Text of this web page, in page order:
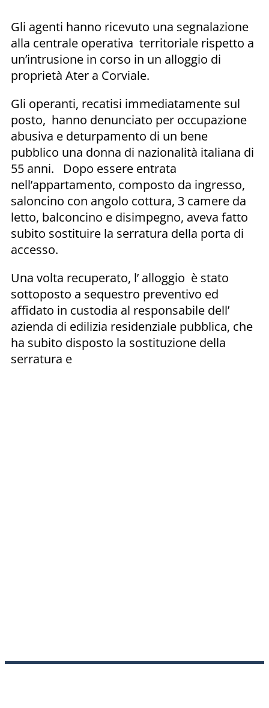
Gli agenti hanno ricevuto una segnalazione
alla centrale operativa territoriale rispetto a
un’intrusione in corso in un alloggio di
proprietà Ater a Corviale.
Gli operanti, recatisi immediatamente sul
posto, hanno denunciato per occupazione
abusiva e deturpamento di un bene
pubblico una donna di nazionalità italiana di
55 anni. Dopo essere entrata
nell’appartamento, composto da ingresso,
saloncino con angolo cottura, 3 camere da
letto, balconcino e disimpegno, aveva fatto
subito sostituire la serratura della porta di
accesso.
Una volta recuperato, l’ alloggio è stato
sottoposto a sequestro preventivo ed
affidato in custodia al responsabile dell’
azienda di edilizia residenziale pubblica, che
ha subito disposto la sostituzione della
serratura e